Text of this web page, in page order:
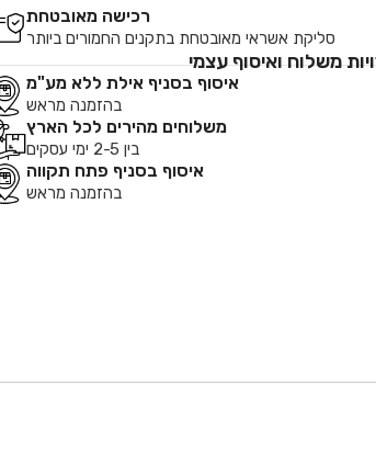
רכישה מאובטחת
סליקת אשראי מאובטחת בתקנים החמורים ביותר
משלוח ואיסוף עצמי
איסוף בסניף אילת ללא מע"מ
בהזמנה מראש
משלוחים מהירים לכל הארץ
בין 2-5 ימי עסקים
איסוף בסניף פתח תקווה
בהזמנה מראש